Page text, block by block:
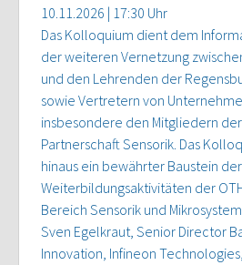
10.11.2026 | 17:30 Uhr
Das Kolloquium dient dem
der weiteren Vernetzung
und den Lehrenden der
sowie Vertretern von
insbesondere den Mitgliedern
Partnerschaft Sensorik. Das
hinaus ein bewährter Baustein der
Weiterbildungsaktivitäten der
Bereich Sensorik und
Sven Egelkraut, Senior Director
Innovation, Infineon